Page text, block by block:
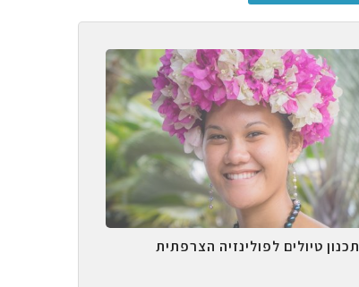
תכנון טיולים לפולינזיה הצרפתית